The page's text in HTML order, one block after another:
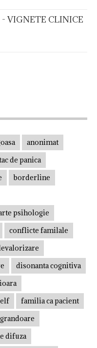
VIGNETE CLINICE
anonimat
de panica
borderline
psihologie
conflicte familale
disonanta cognitiva
familia ca pacient
grandoare
difuza